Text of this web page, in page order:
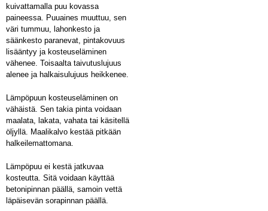
kuivattamalla puu kovassa
paineessa. Puuaines muuttuu, sen
väri tummuu, lahonkesto ja
säänkesto paranevat, pintakovuus
lisääntyy ja kosteuseläminen
vähenee. Toisaalta taivutuslujuus
alenee ja halkaisulujuus heikkenee.
Lämpöpuun kosteuseläminen on
vähäistä. Sen takia pinta voidaan
maalata, lakata, vahata tai käsitellä
öljyllä. Maalikalvo kestää pitkään
halkeilemattomana.
Lämpöpuu ei kestä jatkuvaa
kosteutta. Sitä voidaan käyttää
betonipinnan päällä, samoin vettä
läpäisevän sorapinnan päällä.